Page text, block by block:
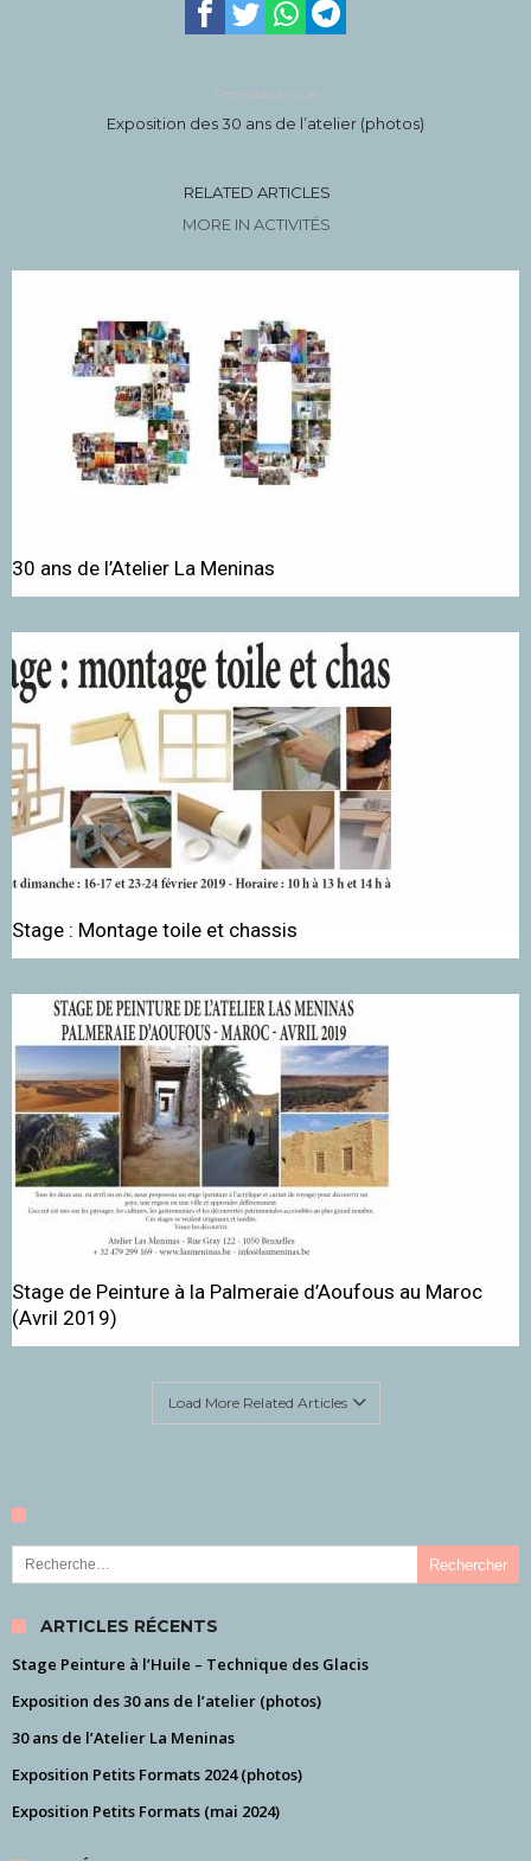
Previous article
Exposition des 30 ans de l’atelier (photos)
RELATED ARTICLES
MORE IN ACTIVITÉS
30 ans de l’Atelier La Meninas
Stage : Montage toile et chassis
Stage de Peinture à la Palmeraie d’Aoufous au Maroc
(Avril 2019)
Load More Related Articles
Rechercher :
ARTICLES RÉCENTS
Stage Peinture à l’Huile – Technique des Glacis
Exposition des 30 ans de l’atelier (photos)
30 ans de l’Atelier La Meninas
Exposition Petits Formats 2024 (photos)
Exposition Petits Formats (mai 2024)